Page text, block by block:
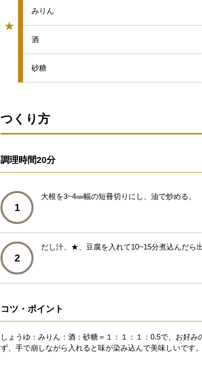
★
グループ
★
みりん
★
酒
★
砂糖
つくり方
調理時間20分
1
大根を3~4㎜幅の短冊切りにし、油で炒める。
2
だし汁、★、豆腐を入れて10~15分煮込んだら
コツ・ポイント
しょうゆ：みりん：酒：砂糖＝１：１：１：0.5で、お好
ず、手で崩しながら入れると味が染み込んで美味しいです。